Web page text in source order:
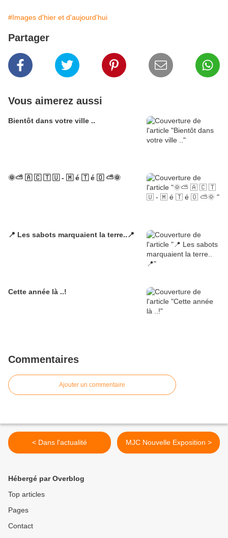
#Images d'hier et d'aujourd'hui
Partager
Vous aimerez aussi
Bientôt dans votre ville ..
🌞⛅ 🇦 🇨 🇹 🇺 - 🇲 é 🇹 é 🇴 ⛅🌞
📍 Les sabots marquaient la terre..📍
Cette année là ..!
Commentaires
Ajouter un commentaire
< Dans l'actualité MJC Nouvelle Exposition >
Hébergé par Overblog
Top articles
Pages
Contact